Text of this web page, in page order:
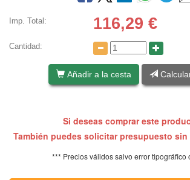
Imp. Total: 116,29 €
Cantidad:
Añadir a la cesta
Si deseas comprar este
También puedes solicitar presupuesto
*** Precios válidos salvo error tipográfico